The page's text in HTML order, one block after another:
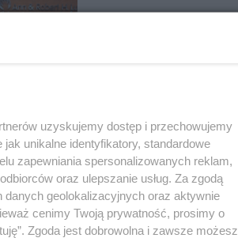
uzyskujemy dostęp i przechowujemy
unikalne identyfikatory, standardowe
zapewniania spersonalizowanych reklam,
oraz ulepszanie usług. Za zgodą
geolokalizacyjnych oraz aktywnie
cenimy Twoją prywatność, prosimy o
Zgoda jest dobrowolna i zawsze możesz